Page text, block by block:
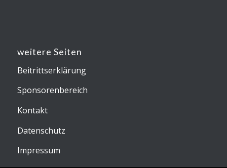
weitere Seiten
Beitrittserklärung
Sponsorenbereich
Kontakt
Datenschutz
Impressum